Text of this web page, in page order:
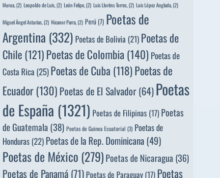
Murua, (2) Leopoldo de Luis, (2) León Felipe, (2) Luis Llorèns Torres, (2) Luis López Anglada, (2)
Miguel Ángel Asturias, (2) Nicanor Parra, (2) Perú (7) Poetas de
Argentina (332) Poetas de Bolivia (21) Poetas de
Chile(121)Poetas de Colombia(140) Poetas de
Costa Rica(25)Poetas de Cuba (118)Poetas de
Ecuador(130) Poetas de El Salvador(64)Poetas
de España (1321) Poetas de Filipinas (17) Poetas
de Guatemala (38) Poetas de Guinea Ecuatorial (3) Poetas de
Honduras (22) Poetas de la Rep. Dominicana (49)
Poetas de México(279)Poetas de Nicaragua (36)
Poetas de Panamá (71) Poetas de Paraguay (17) Poetas